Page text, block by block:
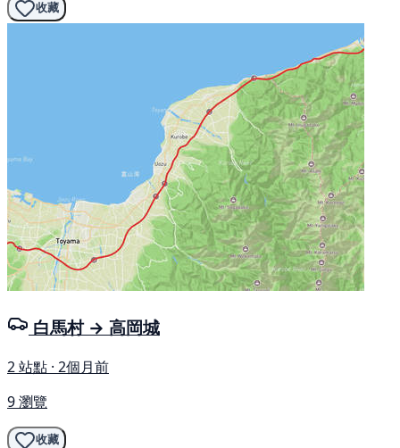
收藏
白馬村 → 高岡城
2 站點 · 2個月前
9 瀏覽
收藏